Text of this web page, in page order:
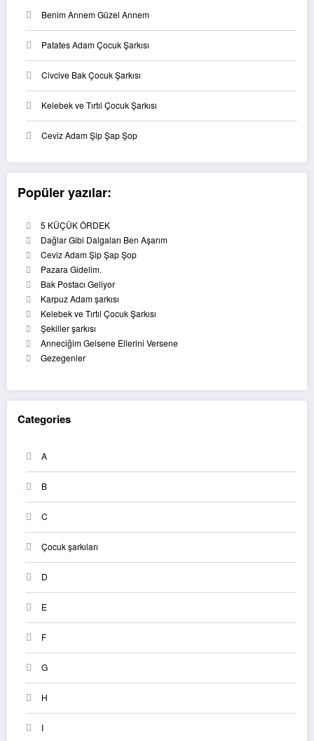
Benim Annem Güzel Annem
Patates Adam Çocuk Şarkısı
Civcive Bak Çocuk Şarkısı
Kelebek ve Tırtıl Çocuk Şarkısı
Ceviz Adam Şip Şap Şop
Popüler yazılar:
5 KÜÇÜK ÖRDEK
Dağlar Gibi Dalgaları Ben Aşarım
Ceviz Adam Şip Şap Şop
Pazara Gidelim.
Bak Postacı Geliyor
Karpuz Adam şarkısı
Kelebek ve Tırtıl Çocuk Şarkısı
Şekiller şarkısı
Anneciğim Gelsene Ellerini Versene
Gezegenler
Categories
A
B
C
Çocuk şarkıları
D
E
F
G
H
I